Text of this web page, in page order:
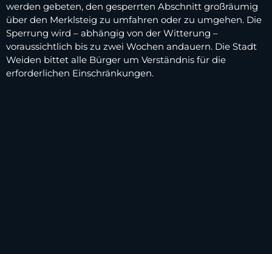
werden gebeten, den gesperrten Abschnitt großräumig
über den Merklsteig zu umfahren oder zu umgehen. Die
Sperrung wird – abhängig von der Witterung –
voraussichtlich bis zu zwei Wochen andauern. Die Stadt
Weiden bittet alle Bürger um Verständnis für die
erforderlichen Einschränkungen.